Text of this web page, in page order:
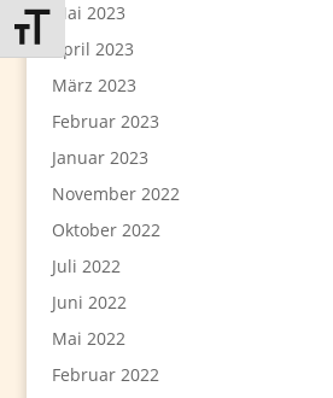
Schrift vergrößern
Mai 2023
April 2023
März 2023
Februar 2023
Januar 2023
November 2022
Oktober 2022
Juli 2022
Juni 2022
Mai 2022
Februar 2022